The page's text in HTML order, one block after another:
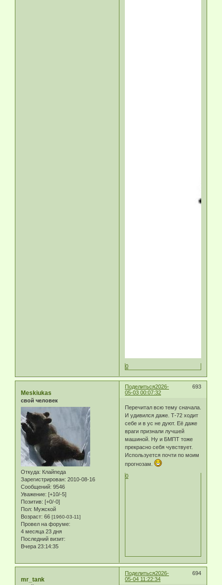
0
Поделиться 693
2026-
05-03 00:07:32
Meskiukas
свой человек
Откуда: Клайпеда
Зарегистрирован: 2010-08-16
Сообщений: 9546
Уважение: [+10/-5]
Позитив: [+0/-0]
Пол: Мужской
Возраст: 66 [1960-03-11]
Провел на форуме:
4 месяца 23 дня
Последний визит:
Вчера 23:14:35
Перечитал всю тему сначала.
И удивился даже. Т-72 ходит
себе и в ус не дуют. Её даже
враги признали лучшей
машиной. Ну и БМПТ тоже
прекрасно себя чувствует.
Используется почти по моим
прогнозам.
0
Поделиться 694
2026-
05-04 11:22:34
mr_tank